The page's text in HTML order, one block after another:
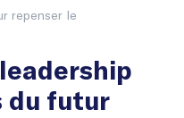
repenser le
du futur